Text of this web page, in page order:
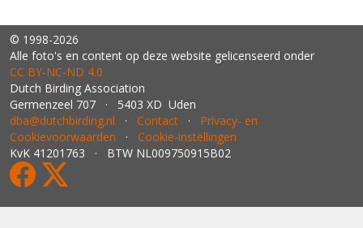
© 1998-2026
Alle foto's en content op deze website gelicenseerd onder
CC BY‑NC‑ND 4.0
Dutch Birding Association
Germenzeel 707 · 5403 XD Uden
dba@dutchbirding.nl · Contact · Privacy- en
Cookievoorwaarden · Cookie-instellingen
KvK 41201763 · BTW NL009750915B02